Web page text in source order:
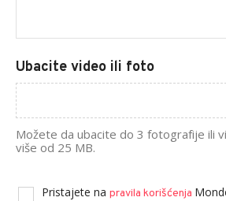
Ubacite video ili foto
Možete da ubacite do 3 fotografije ili
više od 25 MB.
Pristajete na pravila korišćenja